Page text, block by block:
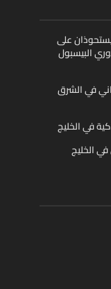
على
البيسبول
في الشرق
في الخليج